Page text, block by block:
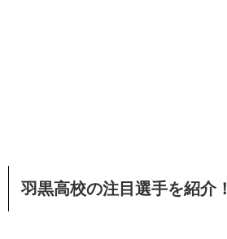
羽黒高校の注目選手を紹介！